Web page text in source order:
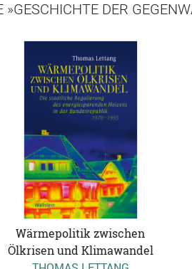
DER
Wärmepolitik zwischen
Ölkrisen und Klimawandel